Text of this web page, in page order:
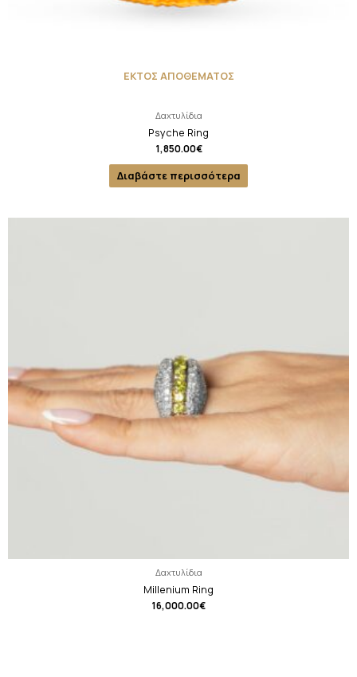
ΕΚΤΟΣ ΑΠΟΘΕΜΑΤΟΣ
Δαχτυλίδια
Psyche Ring
1,850.00€
Διαβάστε περισσότερα
Δαχτυλίδια
Millenium Ring
16,000.00€